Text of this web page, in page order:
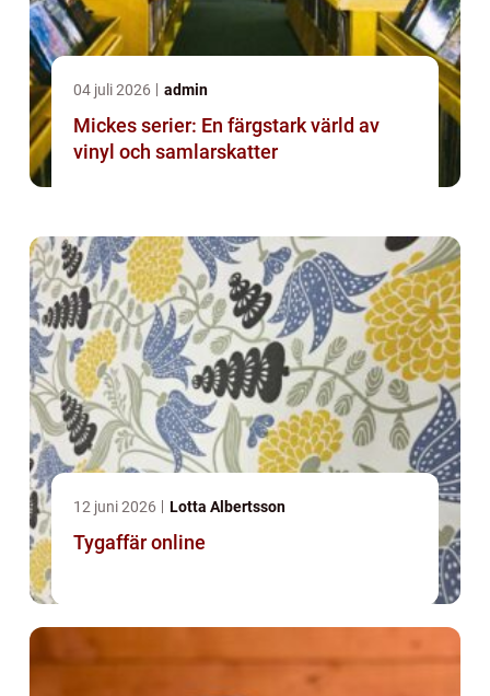
04 juli 2026 admin
Mickes serier: En färgstark värld av
vinyl och samlarskatter
12 juni 2026 Lotta Albertsson
Tygaffär online